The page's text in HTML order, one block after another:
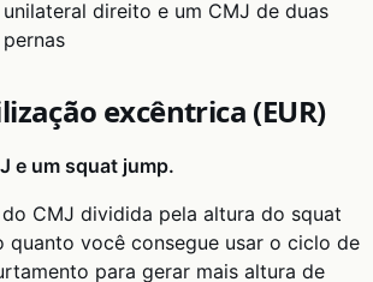
unilateral direito e um CMJ de duas
pernas
excêntrica (EUR)
e um squat jump.
CMJ dividida pela altura do squat
quanto você consegue usar o ciclo de
para gerar mais altura de